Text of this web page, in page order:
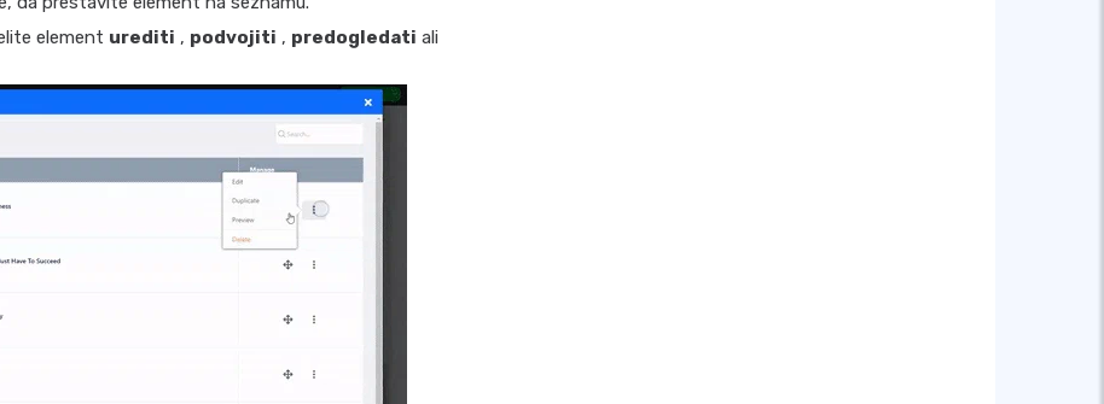
element urediti , podvojiti , predogledati ali